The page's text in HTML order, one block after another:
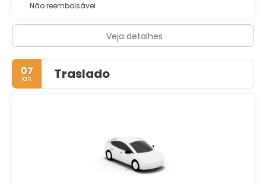
Não reembolsável
Veja detalhes
07
jan. Traslado